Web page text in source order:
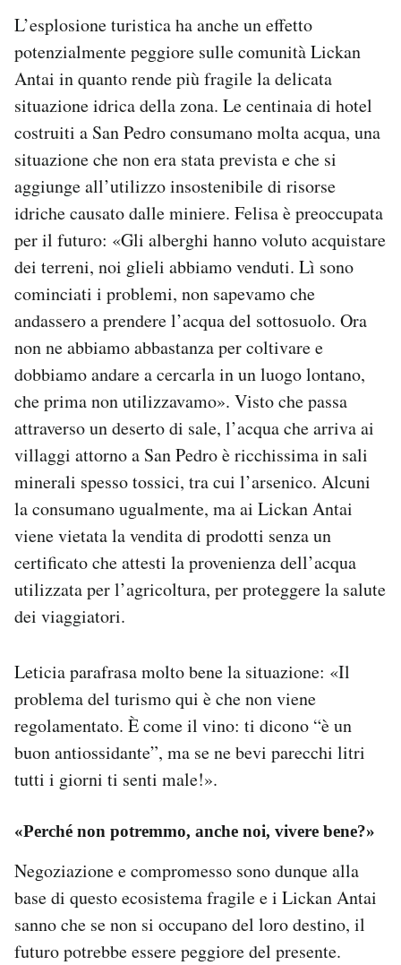
L’esplosione turistica ha anche un effetto
potenzialmente peggiore sulle comunità Lickan
Antai in quanto rende più fragile la delicata
situazione idrica della zona. Le centinaia di hotel
costruiti a San Pedro consumano molta acqua, una
situazione che non era stata prevista e che si
aggiunge all’utilizzo insostenibile di risorse
idriche causato dalle miniere. Felisa è preoccupata
per il futuro: «Gli alberghi hanno voluto acquistare
dei terreni, noi glieli abbiamo venduti. Lì sono
cominciati i problemi, non sapevamo che
andassero a prendere l’acqua del sottosuolo. Ora
non ne abbiamo abbastanza per coltivare e
dobbiamo andare a cercarla in un luogo lontano,
che prima non utilizzavamo». Visto che passa
attraverso un deserto di sale, l’acqua che arriva ai
villaggi attorno a San Pedro è ricchissima in sali
minerali spesso tossici, tra cui l’arsenico. Alcuni
la consumano ugualmente, ma ai Lickan Antai
viene vietata la vendita di prodotti senza un
certificato che attesti la provenienza dell’acqua
utilizzata per l’agricoltura, per proteggere la salute
dei viaggiatori.
Leticia parafrasa molto bene la situazione: «Il
problema del turismo qui è che non viene
regolamentato. È come il vino: ti dicono “è un
buon antiossidante”, ma se ne bevi parecchi litri
tutti i giorni ti senti male!».
«Perché non potremmo, anche noi, vivere bene?»
Negoziazione e compromesso sono dunque alla
base di questo ecosistema fragile e i Lickan Antai
sanno che se non si occupano del loro destino, il
futuro potrebbe essere peggiore del presente.